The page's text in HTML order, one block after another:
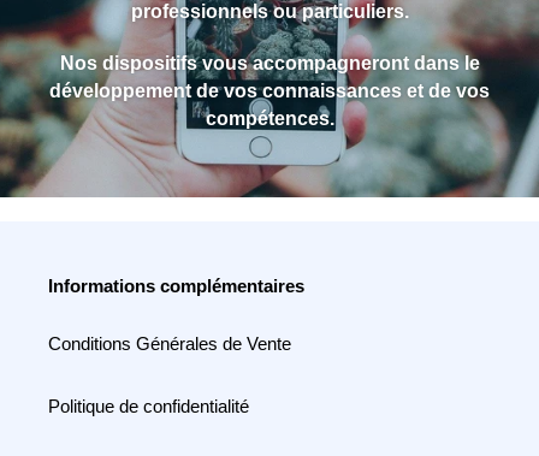
professionnels ou particuliers.
Nos dispositifs vous accompagneront dans le
développement de vos connaissances et de vos
compétences.
Informations complémentaires
Conditions Générales de Vente
Politique de confidentialité